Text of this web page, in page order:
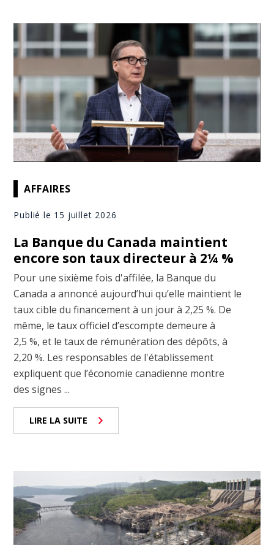
AFFAIRES
Publié le 15 juillet 2026
La Banque du Canada maintient
encore son taux directeur à 2¼ %
Pour une sixième fois d'affilée, la Banque du
Canada a annoncé aujourd’hui qu’elle maintient le
taux cible du financement à un jour à 2,25 %. De
même, le taux officiel d’escompte demeure à
2,5 %, et le taux de rémunération des dépôts, à
2,20 %. Les responsables de l'établissement
expliquent que l’économie canadienne montre
des signes ...
LIRE LA SUITE